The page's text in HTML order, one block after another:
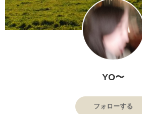
YO〜
フォローする